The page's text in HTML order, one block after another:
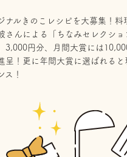
ナルきのこレシピを大募集！料
さんによる「ちなみセレクショ
3,000円分、月間大賞には
呈！更に年間大賞に選ばれると
ス！